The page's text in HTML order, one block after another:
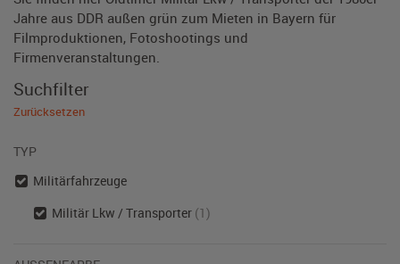
Jahre aus DDR außen grün zum Mieten in Bayern für
Filmproduktionen, Fotoshootings und
Firmenveranstaltungen.
Suchfilter
Zurücksetzen
TYP
Militärfahrzeuge
Militär Lkw / Transporter (1)